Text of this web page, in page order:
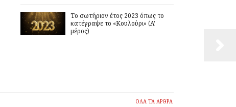
Το σωτήριον έτος 2023 όπως το
κατέγραψε το «Κουλούρι» (A'
μέρος)
ΟΛΑ ΤΑ ΑΡΘΡΑ